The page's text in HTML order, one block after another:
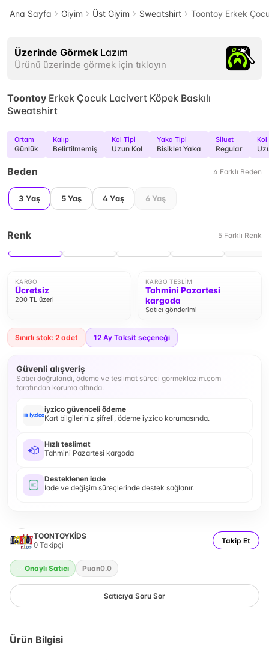
Ana Sayfa Giyim Üst Giyim Sweatshirt Toontoy Erkek
Üzerinde Görmek Lazım
Ürünü üzerinde görmek için tıklayın
Toontoy Erkek Çocuk Lacivert Köpek Baskılı
Sweatshirt
Ortam
Günlük
Kalıp
Belirtilmemiş
Kol Tipi
Uzun Kol
Yaka Tipi
Bisiklet Yaka
Siluet
Regular
Kol
Beden 4 Farklı Beden
3 Yaş 5 Yaş 4 Yaş 6 Yaş
Renk 5 Farklı Renk
KARGO
Ücretsiz
200 TL üzeri
KARGO TESLIM
Tahmini Pazartesi
kargoda
Satıcı gönderimi
Sınırlı stok: 2 adet 12 Ay Taksit seçeneği
Güvenli alışveriş
Satıcı doğrulandı, ödeme ve teslimat süreci gormeklazim.com
tarafından koruma altında.
iyzico güvenceli ödeme
Kart bilgileriniz şifreli, ödeme iyzico korumasında.
Hızlı teslimat
Tahmini Pazartesi kargoda
Desteklenen iade
İade ve değişim süreçlerinde destek sağlanır.
TOONTOYKİDS
0 Takipçi Takip Et
Onaylı Satıcı Puan0.0
Satıcıya Soru Sor
Ürün Bilgisi